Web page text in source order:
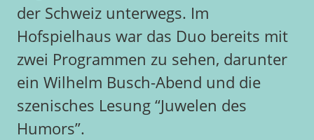
der Schweiz unterwegs. Im
Hofspielhaus war das Duo bereits mit
zwei Programmen zu sehen, darunter
ein Wilhelm Busch-Abend und die
szenisches Lesung “Juwelen des
Humors”.